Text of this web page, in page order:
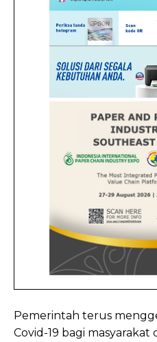
Pemerintah terus
Covid-19 bagi masyarakat